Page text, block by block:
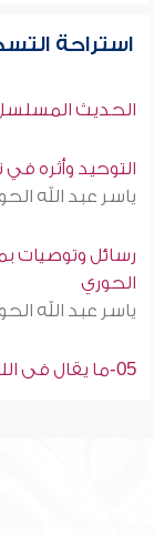
استراحة
الحديث
التوحيد وأثره
ياسر عبد الله
رسائل وتوصيات
الحوري
ياسر عبد الله
05-ما يقال فى الليل - د.محمد إسماعيل المقدم